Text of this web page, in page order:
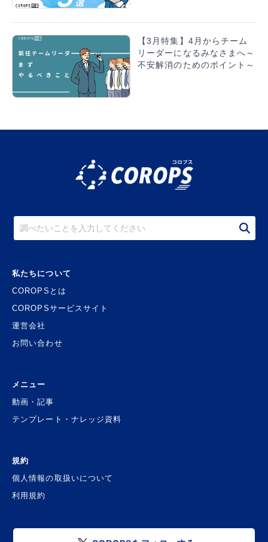
【3月特集】4月からチーム
リーダーになるみなさまへ～
不安解消のためのポイント～
私たちについて
COROPSとは
COROPSサービスサイト
運営会社
お問い合わせ
メニュー
動画・記事
テンプレート・ナレッジ資料
規約
個人情報の取扱いについて
利用規約